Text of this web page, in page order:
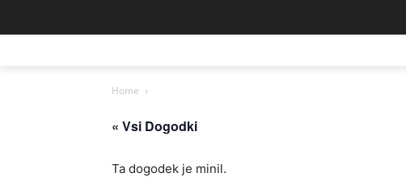
Home
« Vsi Dogodki
Ta dogodek je minil.